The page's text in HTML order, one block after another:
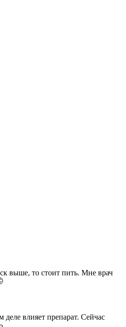
выше, то стоит пить. Мне врач
влияет препарат. Сейчас